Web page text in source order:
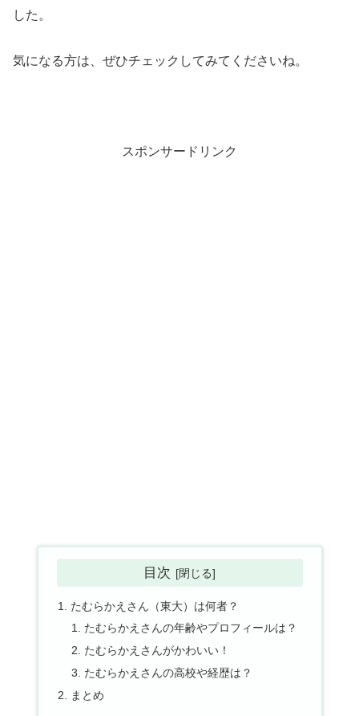
した。
気になる方は、ぜひチェックしてみてくださいね。
スポンサードリンク
目次
たむらかえさん（東大）は何者？
たむらかえさんの年齢やプロフィールは？
たむらかえさんがかわいい！
たむらかえさんの高校や経歴は？
まとめ